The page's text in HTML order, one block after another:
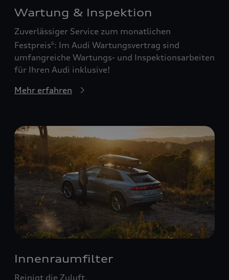
Wartung & Inspektion
Zuverlässiger Service zum monatlichen
Festpreis6: Im Audi Wartungsvertrag sind
umfangreiche Wartungs- und Inspektionsarbeiten
für Ihren Audi inklusive!
Mehr erfahren
Innenraumfilter
Reinigt die Zuluft.